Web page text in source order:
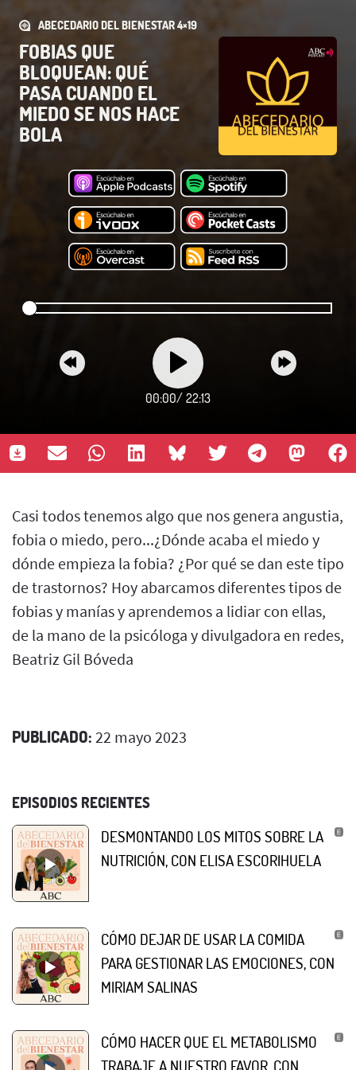
ABECEDARIO DEL BIENESTAR 4×19
FOBIAS QUE
BLOQUEAN: QUÉ
PASA CUANDO EL
MIEDO SE NOS HACE
BOLA
00:00/ 22:13
Casi todos tenemos algo que nos genera angustia,
fobia o miedo, pero...¿Dónde acaba el miedo y
dónde empieza la fobia? ¿Por qué se dan este tipo
de trastornos? Hoy abarcamos diferentes tipos de
fobias y manías y aprendemos a lidiar con ellas,
de la mano de la psicóloga y divulgadora en redes,
Beatriz Gil Bóveda
PUBLICADO: 22 mayo 2023
EPISODIOS RECIENTES
DESMONTANDO LOS MITOS SOBRE LA
NUTRICIÓN, CON ELISA ESCORIHUELA
CÓMO DEJAR DE USAR LA COMIDA
PARA GESTIONAR LAS EMOCIONES, CON
MIRIAM SALINAS
CÓMO HACER QUE EL METABOLISMO
TRABAJE A NUESTRO FAVOR, CON